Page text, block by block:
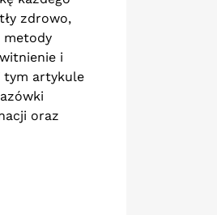
zdrowo,
metody
i
tym artykule
oraz